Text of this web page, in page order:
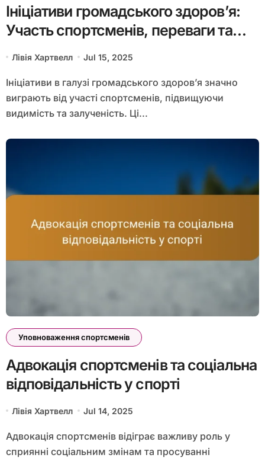
Ініціативи громадського здоров’я:
Участь спортсменів, переваги та
Лівія Хартвелл Jul 15, 2025
Ініціативи в галузі громадського здоров’я значно
виграють від участі спортсменів, підвищуючи
видимість та залученість. Ці...
Уповноваження спортсменів
Адвокація спортсменів та соціальна
відповідальність у спорті
Лівія Хартвелл Jul 14, 2025
Адвокація спортсменів відіграє важливу роль у
сприянні соціальним змінам та просуванні